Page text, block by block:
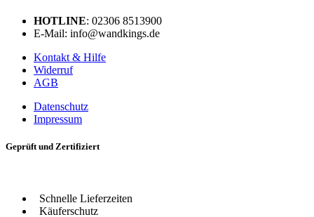
HOTLINE: 02306 8513900
E-Mail: info@wandkings.de
Kontakt & Hilfe
Widerruf
AGB
Datenschutz
Impressum
Geprüft und Zertifiziert
Schnelle Lieferzeiten
Käuferschutz